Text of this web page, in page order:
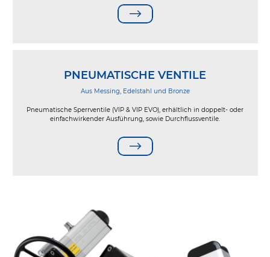
PNEUMATISCHE VENTILE
Aus Messing, Edelstahl und Bronze
Pneumatische Sperrventile (VIP & VIP EVO), erhältlich in doppelt- oder
einfachwirkender Ausführung, sowie Durchflussventile.